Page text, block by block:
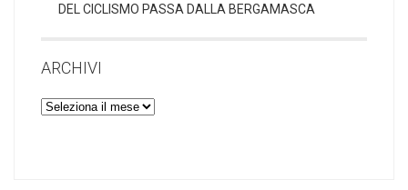
DEL CICLISMO PASSA DALLA BERGAMASCA
ARCHIVI
Archivi